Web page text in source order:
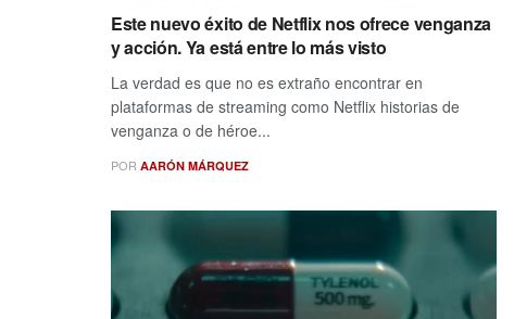
Este nuevo éxito de Netflix nos ofrece venganza
y acción. Ya está entre lo más visto
La verdad es que no es extraño encontrar en
plataformas de streaming como Netflix historias de
venganza o de héroe...
POR AARÓN MÁRQUEZ